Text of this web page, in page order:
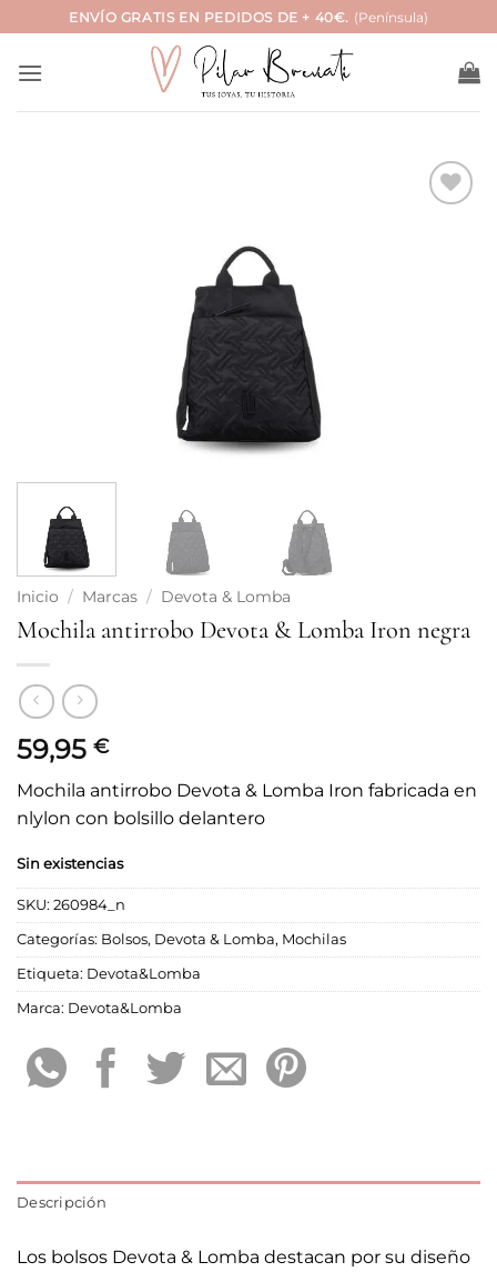
al
contenido
ENVÍO GRATIS EN PEDIDOS DE + 40€. (Península)
Inicio / Marcas / Devota & Lomba
Mochila antirrobo Devota & Lomba Iron negra
59,95 €
Mochila antirrobo Devota & Lomba Iron fabricada en
nlylon con bolsillo delantero
Sin existencias
SKU: 260984_n
Categorías: Bolsos, Devota & Lomba, Mochilas
Etiqueta: Devota&Lomba
Marca: Devota&Lomba
Descripción
Los bolsos Devota & Lomba destacan por su diseño